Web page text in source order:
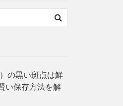
の黒い斑点は鮮
い保存方法を解